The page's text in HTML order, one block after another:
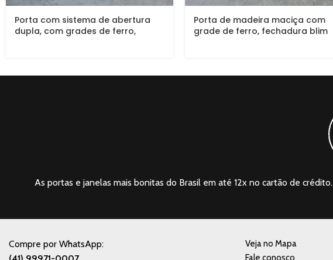
Porta com sistema de abertura
dupla, com grades de ferro,
Porta de madeira maciça com
grade de ferro, fechadura blim
As portas e janelas mais bonitas do Brasil em até 12x no cartão de crédito.
Compre por WhatsApp:
Veja no Mapa
Fale conosco